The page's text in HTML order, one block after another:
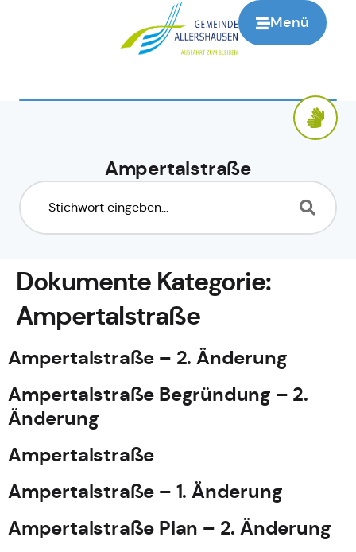
Menü
Ampertalstraße
Dokumente Kategorie:
Ampertalstraße
Ampertalstraße – 2. Änderung
Ampertalstraße Begründung – 2.
Änderung
Ampertalstraße
Ampertalstraße – 1. Änderung
Ampertalstraße Plan – 2. Änderung